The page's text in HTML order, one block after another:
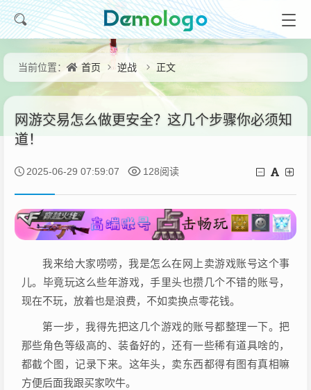
当前位置： 首页 逆战 正文
网游交易怎么做更安全？这几个步骤你必须知
道！
2025-06-29 07:59:07 128阅读
我来给大家唠唠，我是怎么在网上卖游戏账号这个事
儿。毕竟玩这么些年游戏，手里头也攒几个不错的账号，
现在不玩，放着也是浪费，不如卖换点零花钱。
第一步，我得先把这几个游戏的账号都整理一下。把
那些角色等级高的、装备好的，还有一些稀有道具啥的，
都截个图，记录下来。这年头，卖东西都得有图有真相嘛
方便后面我跟买家吹牛。